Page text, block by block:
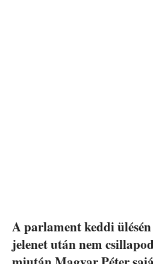
A parlament keddi
jelenet után nem